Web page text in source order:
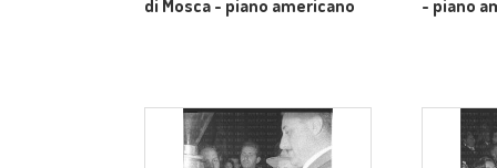
di Mosca - piano americano - piano